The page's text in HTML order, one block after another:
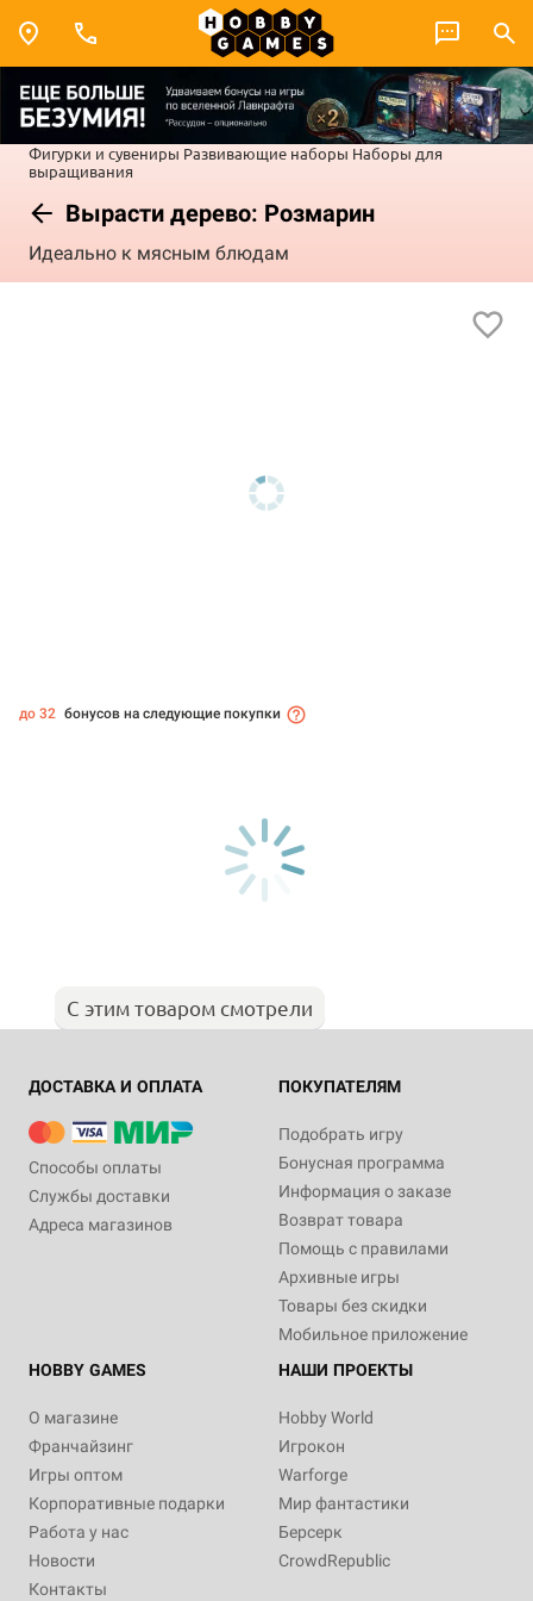
Фигурки и сувениры Развивающие наборы Наборы для
выращивания
Вырасти дерево: Розмарин
Идеально к мясным блюдам
до 32 бонусов на следующие покупки
С этим товаром смотрели
ДОСТАВКА И ОПЛАТА
Способы оплаты
Службы доставки
Адреса магазинов
ПОКУПАТЕЛЯМ
Подобрать игру
Бонусная программа
Информация о заказе
Возврат товара
Помощь с правилами
Архивные игры
Товары без скидки
Мобильное приложение
HOBBY GAMES
О магазине
Франчайзинг
Игры оптом
Корпоративные подарки
Работа у нас
Новости
Контакты
НАШИ ПРОЕКТЫ
Hobby World
Игрокон
Warforge
Мир фантастики
Берсерк
CrowdRepublic